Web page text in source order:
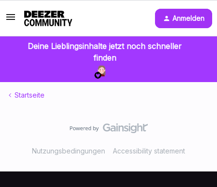
Anmelden
Deine Lieblingsinhalte jetzt noch schneller
finden
Startseite
Nutzungsbedingungen Accessibility statement